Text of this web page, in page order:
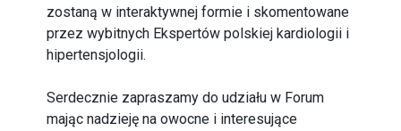
zostaną w interaktywnej formie i skomentowane
przez wybitnych Ekspertów polskiej kardiologii i
hipertensjologii.
Serdecznie zapraszamy do udziału w Forum
mając nadzieję na owocne i interesujące